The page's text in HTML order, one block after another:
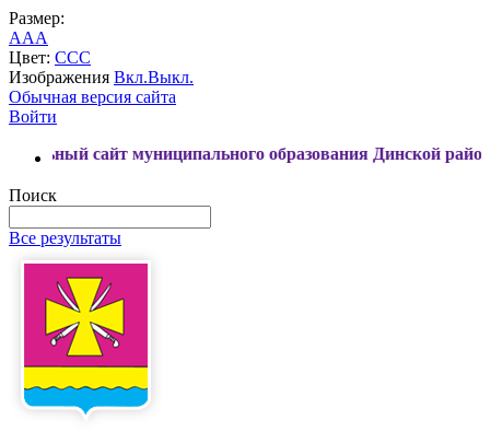
Размер:
AAA
Цвет: CCC
Изображения Вкл.Выкл.
Обычная версия сайта
Войти
муниципального образования Динской район
Поиск
Все результаты